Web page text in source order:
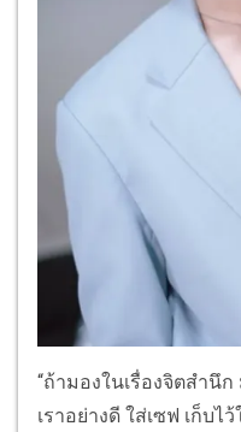
“ถ้ามองในเรื่องจิตสำนึ
เราอย่างดี ใส่เซฟ เก็บ